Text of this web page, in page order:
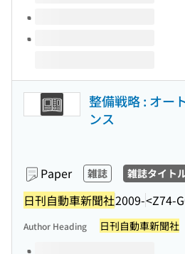
整備戦略 : オー
ンス
Paper 雑誌 雑誌タイト
日刊自動車新聞社2009-<Z74-
Author Heading 日刊自動車新聞社
Volumes of this title